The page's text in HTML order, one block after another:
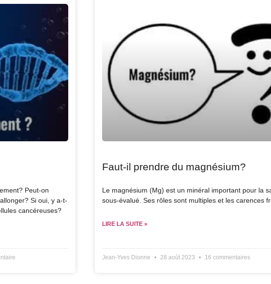
Peut-on
Si oui, y a-t-
cancéreuses?
Faut-il prendre du magnésium?
Le magnésium (Mg) est un minéral important pour la
sous-évalué. Ses rôles sont multiples et les carences
LIRE LA SUITE »
Jean-Yves Dionne 28 août 2023 16 commentaires